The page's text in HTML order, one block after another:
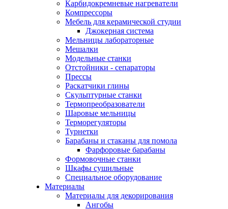
Карбидокремневые нагреватели
Компрессоры
Мебель для керамической студии
Джокерная система
Мельницы лабораторные
Мешалки
Модельные станки
Отстойники - сепараторы
Прессы
Раскатчики глины
Скульптурные станки
Термопреобразователи
Шаровые мельницы
Терморегуляторы
Турнетки
Барабаны и стаканы для помола
Фарфоровые барабаны
Формовочные станки
Шкафы сушильные
Специальное оборудование
Материалы
Материалы для декорирования
Ангобы